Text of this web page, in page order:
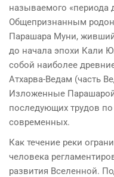
назы­ваемого «периода
Общепризнанным
Парашара Муни, живший
до начала эпохи Кали
собой наиболее
Атхарва-Ведам (часть
Изложенные
последующих трудов
современных.
Как течение реки
человека
развития Вселенной.